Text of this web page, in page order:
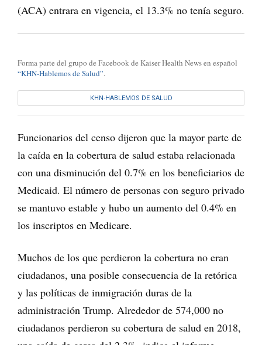
(ACA) entrara en vigencia, el 13.3% no tenía seguro.
Forma parte del grupo de Facebook de Kaiser Health News en español
“KHN-Hablemos de Salud”.
KHN-HABLEMOS DE SALUD
Funcionarios del censo dijeron que la mayor parte de
la caída en la cobertura de salud estaba relacionada
con una disminución del 0.7% en los beneficiarios de
Medicaid. El número de personas con seguro privado
se mantuvo estable y hubo un aumento del 0.4% en
los inscriptos en Medicare.
Muchos de los que perdieron la cobertura no eran
ciudadanos, una posible consecuencia de la retórica
y las políticas de inmigración duras de la
administración Trump. Alrededor de 574,000 no
ciudadanos perdieron su cobertura de salud en 2018,